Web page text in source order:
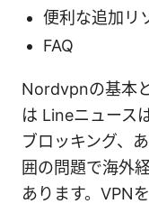
便利な追加リ
FAQ
Nordvpnの基本
は Lineニュース
ブロッキング、
囲の問題で海外
あります。VPN